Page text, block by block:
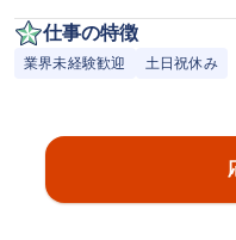
仕事の特徴
業界未経験歓迎 土日祝休み